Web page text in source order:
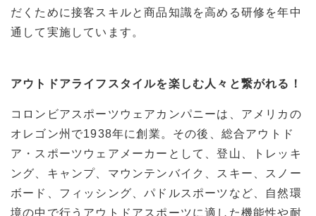
だくために接客スキルと商品知識を高める研修を年中
通して実施しています。
アウトドアライフスタイルを楽しむ人々と繋がれる！
コロンビアスポーツウェアカンパニーは、アメリカの
オレゴン州で1938年に創業。その後、総合アウトド
ア・スポーツウェアメーカーとして、登山、トレッキ
ング、キャンプ、マウンテンバイク、スキー、スノー
ボード、フィッシング、パドルスポーツなど、自然環
境の中で行うアウトドアスポーツに適した機能性や耐